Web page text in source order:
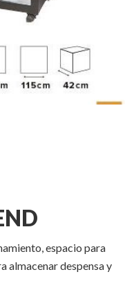
espacio para
almacenar despensa y